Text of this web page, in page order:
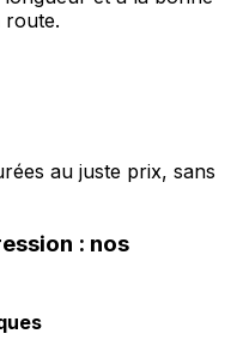
route.
au juste prix, sans
: nos